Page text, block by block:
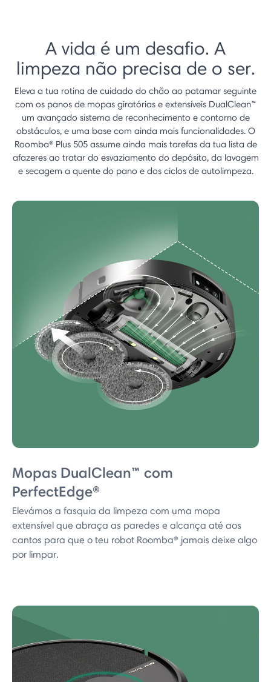
A vida é um desafio. A
limpeza não precisa de o ser.
Eleva a tua rotina de cuidado do chão ao patamar seguinte
com os panos de mopas giratórias e extensíveis DualClean™
um avançado sistema de reconhecimento e contorno de
obstáculos, e uma base com ainda mais funcionalidades. O
Roomba® Plus 505 assume ainda mais tarefas da tua lista de
afazeres ao tratar do esvaziamento do depósito, da lavagem
e secagem a quente do pano e dos ciclos de autolimpeza.
Mopas DualClean™ com
PerfectEdge®
Elevámos a fasquia da limpeza com uma mopa
extensível que abraça as paredes e alcança até aos
cantos para que o teu robot Roomba® jamais deixe algo
por limpar.